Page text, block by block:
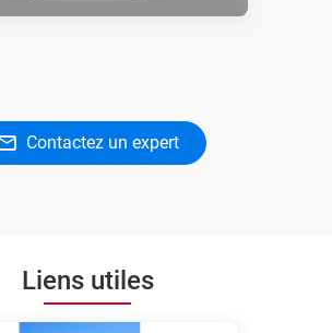
Contactez un expert
Liens utiles